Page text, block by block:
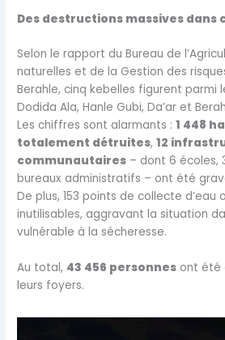
Des destructions massives dans
Selon le rapport du Bureau de
naturelles et de la Gestion des
Berahle, cinq kebelles figurent parmi
Dodida Ala, Hanle Gubi, Da’ar et
Les chiffres sont alarmants :1 448
totalement détruites,12
communautaires – dont 6 écoles,
bureaux administratifs – ont été
De plus, 153 points de collecte d’eau
inutilisables, aggravant la situation
vulnérable à la sécheresse.
Au total, 43 456 personnes ont été
leurs foyers.